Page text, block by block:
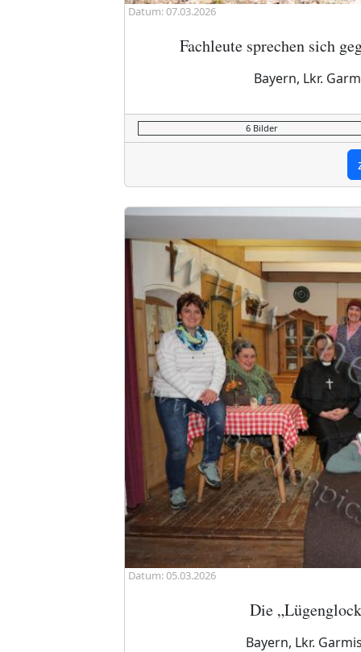
Datum: 07.03.2026
Fachleute sprechen sich
Bayern, Lkr.
6 Bilder
Datum: 05.03.2026
Die
Bayern, Lkr.